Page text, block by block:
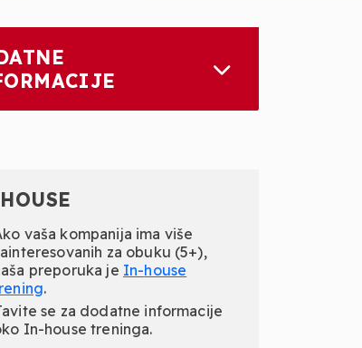
vaša kompanija ima više
za obuku (5+),
preporuka je In-house
.
se za dodatne informacije
In-house treninga.